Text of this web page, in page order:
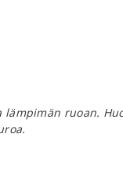
ruoan.